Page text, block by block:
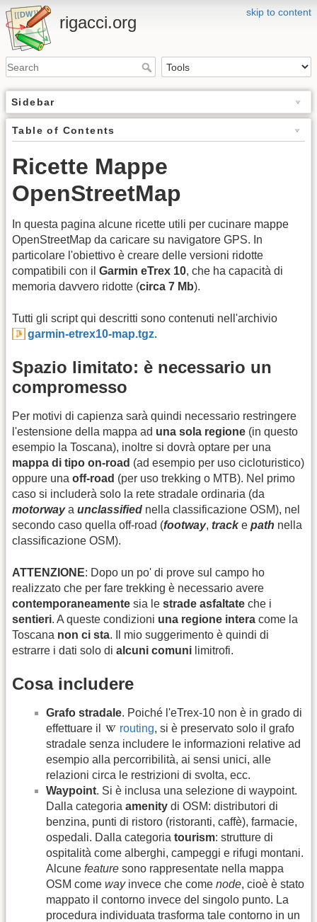
skip to content
rigacci.org
Sidebar
Table of Contents
Ricette Mappe
OpenStreetMap
In questa pagina alcune ricette utili per cucinare mappe
OpenStreetMap da caricare su navigatore GPS. In
particolare l'obiettivo è creare delle versioni ridotte
compatibili con il Garmin eTrex 10, che ha capacità di
memoria davvero ridotte (circa 7 Mb).
Tutti gli script qui descritti sono contenuti nell'archivio
garmin-etrex10-map.tgz.
Spazio limitato: è necessario un
compromesso
Per motivi di capienza sarà quindi necessario restringere
l'estensione della mappa ad una sola regione (in questo
esempio la Toscana), inoltre si dovrà optare per una
mappa di tipo on-road (ad esempio per uso cicloturistico)
oppure una off-road (per uso trekking o MTB). Nel primo
caso si includerà solo la rete stradale ordinaria (da
motorwaya unclassified nella classificazione OSM), nel
secondo caso quella off-road (footway, tracke path nella
classificazione OSM).
ATTENZIONE: Dopo un po' di prove sul campo ho
realizzato che per fare trekking è necessario avere
contemporaneamente sia le strade asfaltate che i
sentieri. A queste condizioni una regione intera come la
Toscana non ci sta. Il mio suggerimento è quindi di
estrarre i dati solo di alcuni comuni limitrofi.
Cosa includere
Grafo stradale. Poiché l'eTrex-10 non è in grado di
effettuare il
routing, si è preservato solo il grafo
stradale senza includere le informazioni relative ad
esempio alla percorribilità, ai sensi unici, alle
relazioni circa le restrizioni di svolta, ecc.
Waypoint. Si è inclusa una selezione di waypoint.
Dalla categoria amenity di OSM: distributori di
benzina, punti di ristoro (ristoranti, caffè), farmacie,
ospedali. Dalla categoria tourism: strutture di
ospitalità come alberghi, campeggi e rifugi montani.
Alcune feature sono rappresentate nella mappa
OSM come wayinvece che come node, cioè è stato
mappato il contorno invece del singolo punto. La
procedura individuata trasforma tale contorno in un